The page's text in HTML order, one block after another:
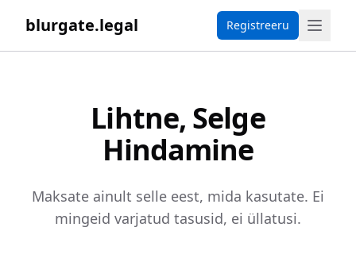
blurgate.legal Registreeru
Lihtne, Selge
Hindamine
Maksate ainult selle eest, mida kasutate. Ei
mingeid varjatud tasusid, ei üllatusi.